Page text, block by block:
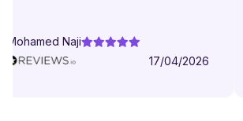
Mohamed Naji
17/04/2026